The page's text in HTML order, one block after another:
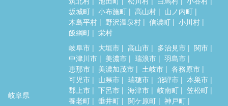
坂城町
小布施町 高山村
山ノ内町
木島平村
野沢温泉村 信濃町
小川村
飯綱町
栄村
岐阜県
岐阜市 大垣市 高山市 多治見市
関市
中津川市
美濃市 瑞浪市
羽島市
恵那市
美濃加茂市 土岐市
各務原市
可児市
山県市 瑞穂市 飛騨市
本巣市
郡上市
下呂市 海津市 岐南町
笠松町
養老町
垂井町 関ケ原町
神戸町